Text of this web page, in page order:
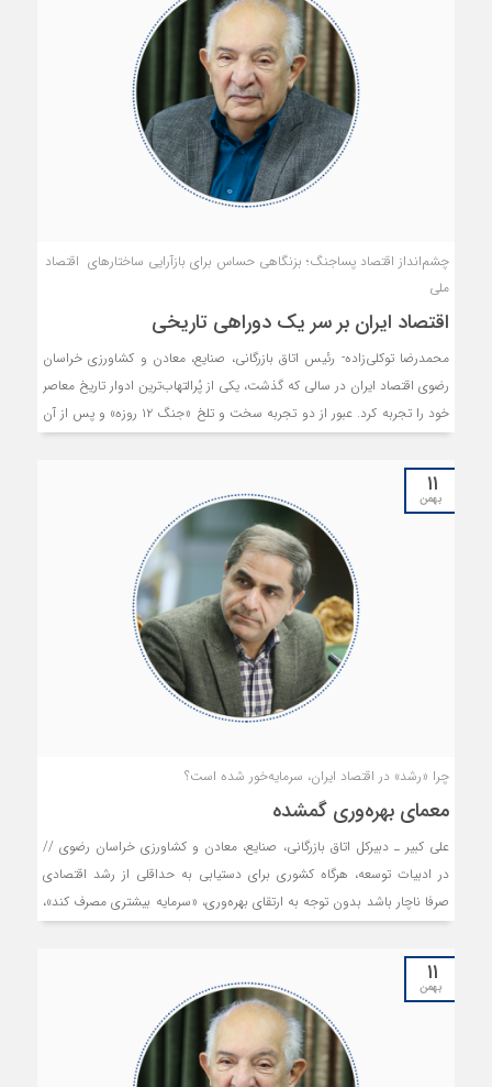
کاستی‌های ساختاری در نظام تصمیم‌گیری اقتصادی، دیگر قابل چشم‌پوشی
چشم‌انداز اقتصاد پساجنگ؛ بزنگاهی حساس برای بازآرایی ساختارهای اقتصاد
ملی
اقتصاد ایران بر سر یک دوراهی تاریخی
محمدرضا توکلی‌زاده- رئیس اتاق بازرگانی، صنایع، معادن و کشاورزی خراسان
رضوی اقتصاد ایران در سالی که گذشت، یکی از پُرالتهاب‌ترین ادوار تاریخ معاصر
خود را تجربه کرد. عبور از دو تجربه سخت و تلخ «جنگ ۱۲ روزه» و پس از آن
«جنگ تحمیلی سوم»، علاوه بر خسارت‌های مالی و جانی به هم‌وطنان
عزیزمان، پیکره اقتصاد کلان کشور را نیز با تکانه‌هایی عمیق مواجه ساخت. اما
اکنون پرسشی کلیدی و گریزناپذیر پیش روی سیاست‌گذاران، فعالان اقتصادی و
نخبگان کشور قرار دارد: «اقتصاد ایران پس از جنگ، به کدام سو خواهد
۱۱
بهمن
چرا «رشد» در اقتصاد ایران، سرمایه‌خور شده است؟
معمای بهره‌وری گمشده
علی کبیر ـ دبیرکل اتاق بازرگانی، صنایع، معادن و کشاورزی خراسان رضوی //
در ادبیات توسعه، هرگاه کشوری برای دستیابی به حداقلی از رشد اقتصادی
صرفا ناچار باشد بدون توجه به ارتقای بهره‌وری، «سرمایه بیشتری مصرف کند»،
در واقع به چرخه‌ای فرساینده قدم گذاشته است؛ چرخه‌ای که در آن، انباشت
سرمایه جایگزین ارتقای بهره‌وری می‌شود و بازده سرمایه‌گذاری به‌تدریج رو به
افول می‌گذارد. اقتصاد ایران نیز سال‌هاست که در چنین دور باطلی گرفتار آمده
است؛ شرایطی که در آن، رشد نه از مسیر نوآوری، بهبود کارایی، ارتقای
مهارت‌ها یا تحول فناوری، بلکه از طریق تزریق پیوسته سرمایه‌های جدید،
استفاده گسترده از منابع طبیعی و اتکای روزافزون به اعتبارات حاصل می‌شود.
۱۱
بهمن